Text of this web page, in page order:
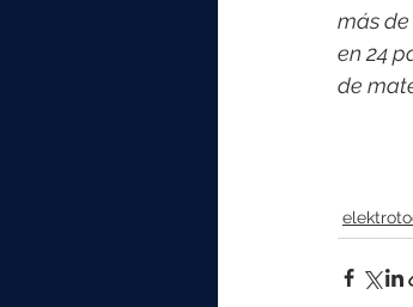
más de
en 24
de